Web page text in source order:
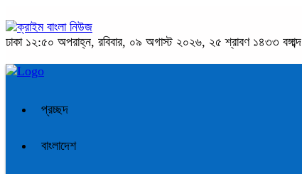
ঢাকা ১২:৫০ অপরাহ্ন, রবিবার, ০৯ অগাস্ট ২০২৬, ২৫ শ্রাবণ ১৪৩৩ বঙ্গাব্দ
প্রচ্ছদ
বাংলাদেশ